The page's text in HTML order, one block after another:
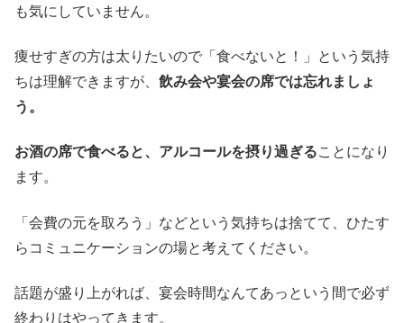
も気にしていません。
痩せすぎの方は太りたいので「食べないと！」という気持
ちは理解できますが、 飲み会や宴会の席では忘れましょ
う。
お酒の席で食べると、アルコールを摂り過ぎることになり
ます。
「会費の元を取ろう」などという気持ちは捨てて、ひたす
らコミュニケーションの場と考えてください。
話題が盛り上がれば、宴会時間なんてあっという間で必ず
終わりはやってきます。